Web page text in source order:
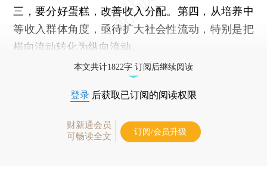
三，要分好蛋糕，改善收入分配。第四，从培养中
等收入群体角度，亟待扩大社会性流动，特别是把
横向流动转化为纵向流动。
本文共计1822字 订阅后继续阅读
登录 后获取已订阅的阅读权限
财新通会员
可畅读全文
订阅/会员升级